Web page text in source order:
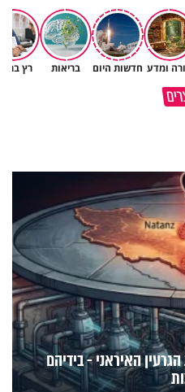
ומדע חדשות היום בריאות רץ
האיראני - בידיהם